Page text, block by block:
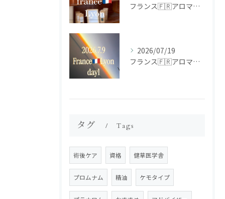
フランス🇫🇷アロマ研修ツアー𝗱𝗮𝘆𝟮
2026/07/19
フランス🇫🇷アロマ研修ツアー𝗱𝗮𝘆𝟭
タグ Tags
術後ケア 資格 健草医学舎
プロムナム 精油 ケモタイプ